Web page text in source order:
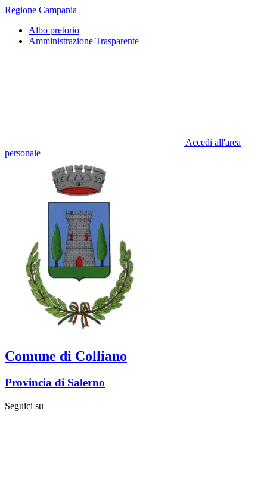
Regione Campania
Albo pretorio
Amministrazione Trasparente
Accedi all'area
personale
Comune di Colliano
Provincia di Salerno
Seguici su